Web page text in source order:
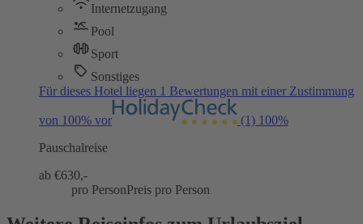
Internetzugang
Pool
Sport
Sonstiges
Für dieses Hotel liegen 1 Bewertungen mit einer Zustimmung
von 100% vor (1) 100%
Pauschalreise
ab €630,-
pro PersonPreis pro Person